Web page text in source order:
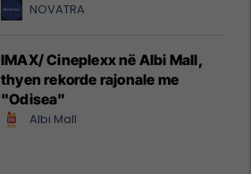
NOVATRA
IMAX/ Cineplexx në Albi Mall,
thyen rekorde rajonale me
"Odisea"
Albi Mall